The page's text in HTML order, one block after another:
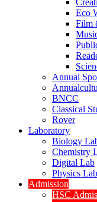
Eco
Film
Annual
BNCC
Classical
Rover
Laboratory
Biology
Chemistry
Digital Lab
Physics Lab
Admission
HSC